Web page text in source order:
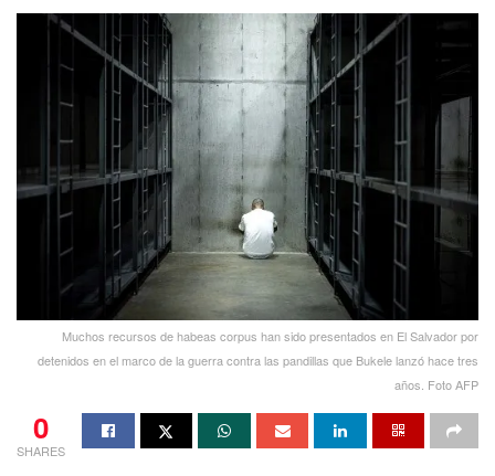
Muchos recursos de habeas corpus han sido presentados en El Salvador por
detenidos en el marco de la guerra contra las pandillas que Bukele lanzó hace tres
años. Foto AFP
0
SHARES